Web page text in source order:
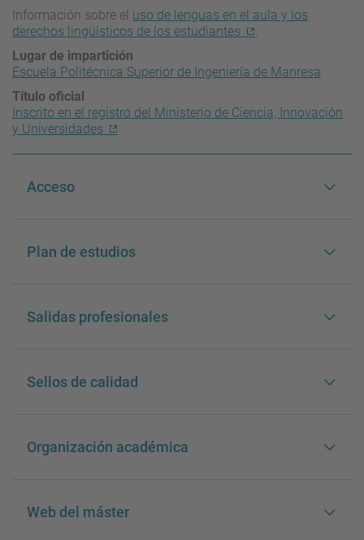
Información sobre el uso de lenguas en el aula y los
derechos lingüísticos de los estudiantes
.
Lugar de impartición
Escuela Politécnica Superior de Ingeniería de Manresa
Título oficial
Inscrito en el registro del Ministerio de Ciencia, Innovación
y Universidades
Acceso
Plan de estudios
Salidas profesionales
Sellos de calidad
Organización académica
Web del máster